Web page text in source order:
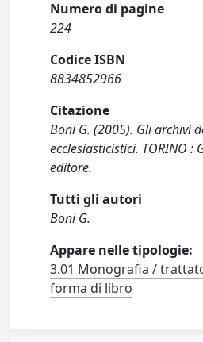
Numero di pagine
224
Codice ISBN
8834852966
Citazione
Boni G. (2005). Gli archivi
ecclesiasticistici. TORINO :
editore.
Tutti gli autori
Boni G.
Appare nelle tipologie:
3.01 Monografia /
forma di libro